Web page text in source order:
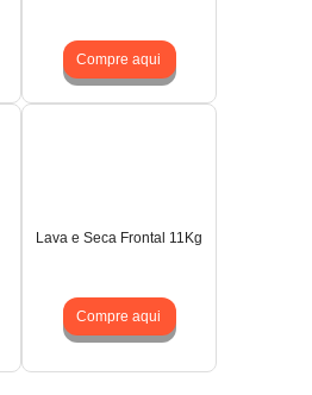
Compre aqui
Lava e Seca Frontal 11Kg
Compre aqui